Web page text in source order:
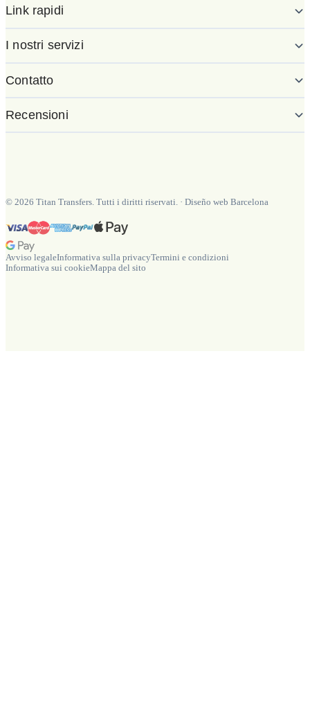
Link rapidi
I nostri servizi
Contatto
Recensioni
© 2026 Titan Transfers. Tutti i diritti riservati. · Diseño web Barcelona
Avviso legaleInformativa sulla privacyTermini e condizioni
Informativa sui cookieMappa del sito